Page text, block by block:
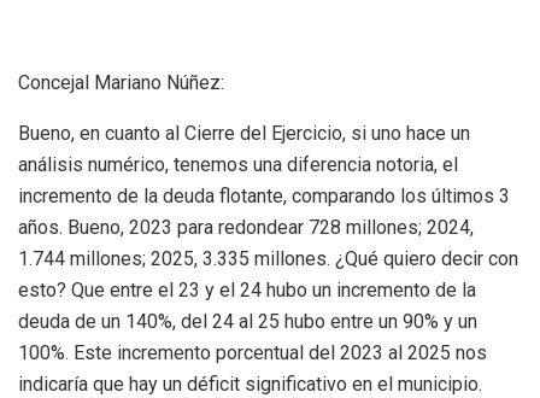
Concejal Mariano Núñez:
Bueno, en cuanto al Cierre del Ejercicio, si uno hace un
análisis numérico, tenemos una diferencia notoria, el
incremento de la deuda flotante, comparando los últimos 3
años. Bueno, 2023 para redondear 728 millones; 2024,
1.744 millones; 2025, 3.335 millones. ¿Qué quiero decir con
esto? Que entre el 23 y el 24 hubo un incremento de la
deuda de un 140%, del 24 al 25 hubo entre un 90% y un
100%. Este incremento porcentual del 2023 al 2025 nos
indicaría que hay un déficit significativo en el municipio.